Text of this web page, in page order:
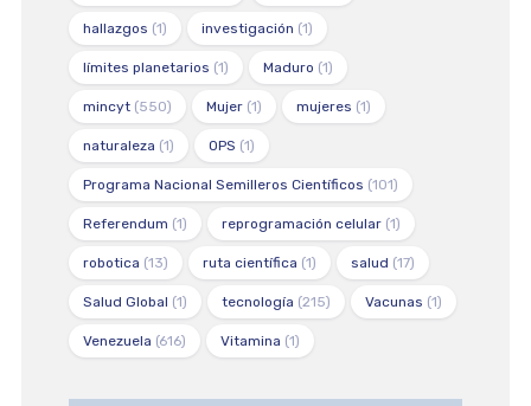
hallazgos (1) investigación (1)
límites planetarios (1) Maduro (1)
mincyt(550) Mujer(1) mujeres (1)
naturaleza (1) OPS (1)
Programa Nacional Semilleros Científicos (101)
Referendum (1) reprogramación celular(1)
robotica (13) ruta científica (1) salud (17)
Salud Global (1) tecnología (215) Vacunas (1)
Venezuela (616) Vitamina (1)